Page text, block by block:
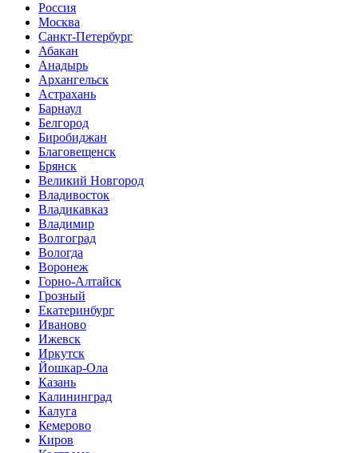
Россия
Москва
Санкт-Петербург
Абакан
Анадырь
Архангельск
Астрахань
Барнаул
Белгород
Биробиджан
Благовещенск
Брянск
Великий Новгород
Владивосток
Владикавказ
Владимир
Волгоград
Вологда
Воронеж
Горно-Алтайск
Грозный
Екатеринбург
Иваново
Ижевск
Иркутск
Йошкар-Ола
Казань
Калининград
Калуга
Кемерово
Киров